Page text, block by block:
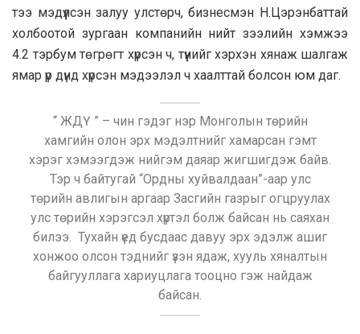
тээ мэдүүлсэн залуу улстөрч, бизнесмэн Н.Цэрэнбаттай
холбоотой зургаан компанийн нийт зээлийн хэмжээ
4.2 тэрбум төгрөгт хүрсэн ч, түүнийг хэрхэн хянаж шалгаж
ямар үр дүнд хүрсэн мэдээлэл ч хаалттай болсон юм даг.
“ ЖДҮ ” – чин гэдэг нэр Монголын төрийн
хамгийн олон эрх мэдэлтнийг хамарсан гэмт
хэрэг хэмээгдэж нийгэм даяар жигшигдэж байв.
Тэр ч байтугай “Ордны хуйвалдаан”-аар улс
төрийн авлигын аргаар Засгийн газрыг огцруулах
улс төрийн хэрэгсэл хүртэл болж байсан нь саяхан
билээ. Тухайн үед бусдаас давуу эрх эдэлж ашиг
хонжоо олсон тэднийг үзэн ядаж, хууль хяналтын
байгууллага хариуцлага тооцно гэж найдаж
байсан.